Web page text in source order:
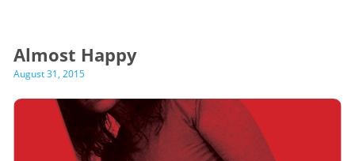
Almost Happy
August 31, 2015